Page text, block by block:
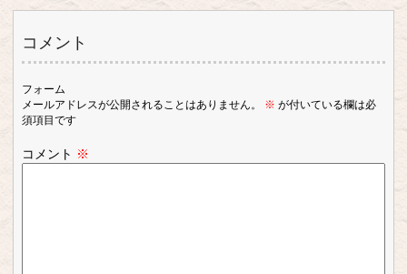
コメント
フォーム
メールアドレスが公開されることはありません。
※ が付いている欄は必
須項目です
コメント ※